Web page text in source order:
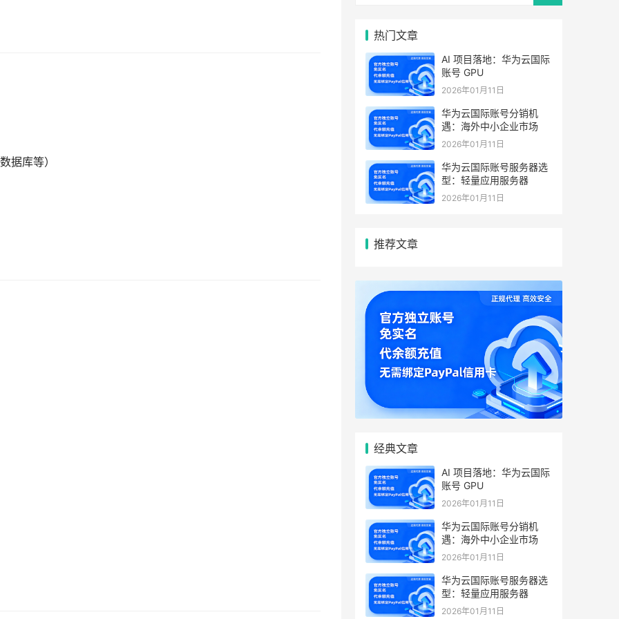
据库等）
热门文章
AI 项目落地：华为云国际
账号 GPU
2026年01月11日
华为云国际账号分销机
遇：海外中小企业市场
2026年01月11日
华为云国际账号服务器选
型：轻量应用服务器
2026年01月11日
推荐文章
经典文章
AI 项目落地：华为云国际
账号 GPU
2026年01月11日
华为云国际账号分销机
遇：海外中小企业市场
2026年01月11日
华为云国际账号服务器选
型：轻量应用服务器
2026年01月11日